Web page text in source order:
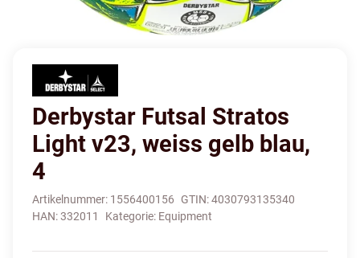
Derbystar Futsal Stratos
Light v23, weiss gelb blau,
4
Artikelnummer: 1556400156 GTIN:4030793135340
HAN:332011 Kategorie: Equipment